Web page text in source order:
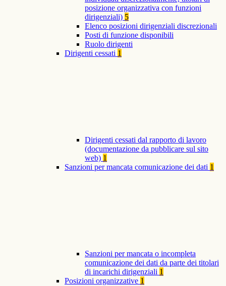
posizione organizzativa con funzioni
dirigenziali) 5
Elenco posizioni dirigenziali discrezionali
Posti di funzione disponibili
Ruolo dirigenti
Dirigenti cessati 1
Dirigenti cessati dal rapporto di lavoro
(documentazione da pubblicare sul sito
web) 1
Sanzioni per mancata comunicazione dei dati 1
Sanzioni per mancata o incompleta
comunicazione dei dati da parte dei titolari
di incarichi dirigenziali 1
Posizioni organizzative 1